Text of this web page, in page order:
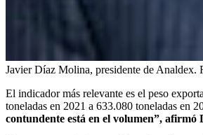
Javier Díaz Molina, presidente de Analdex.
El indicador más relevante es el peso
toneladas en 2021 a 633.080 toneladas en
contundente está en el volumen”, afirmó